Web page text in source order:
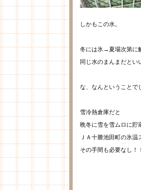
しかもこの水。
冬には氷→夏場次第に
同じ水のまんまだとい
な、なんということで
雪冷熱倉庫だと
晩冬に雪を雪ムロに貯
ＪＡ十勝池田町の氷
その手間も必要なし！